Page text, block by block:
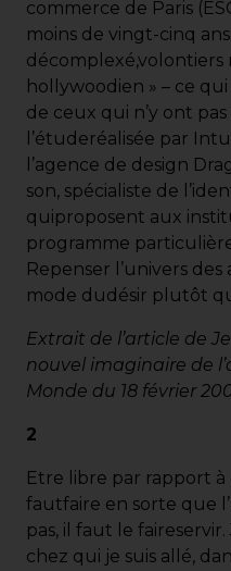
commerce de Paris
moins de vingt-cinq
décomplexé,volontiers
hollywoodien » – ce
de ceux qui n’y ont pas
l’étuderéalisée par
l’agence de design
son, spécialiste de
quiproposent aux
programme
Repenser l’univers
mode dudésir plutôt
Extrait de l’article de
nouvel imaginaire de
Monde du 18 février
2
Etre libre par rapport à
fautfaire en sorte que
pas, il faut le
chez qui je suis allé,